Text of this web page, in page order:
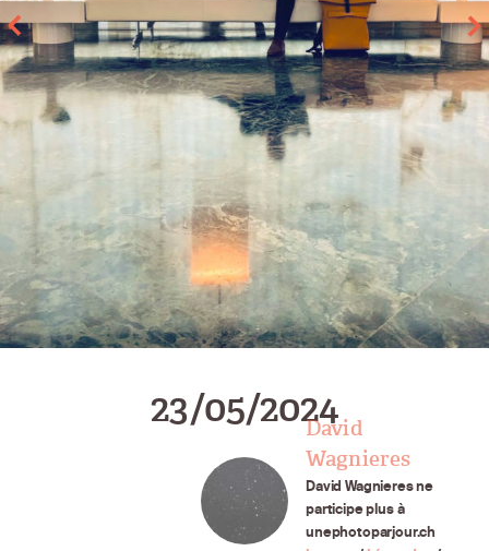
23/05/2024
David
Wagnieres
David Wagnieres ne
participe plus à
unephotoparjour.ch